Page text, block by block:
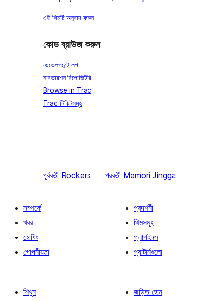
এই থিমটি অনুবাদ করুন
কোড ব্রাউজ করুন
ডেভেলপমেন্ট লগ
সাবভারশন রিপোজিটরি
Browse in Trac
Trac টিকিটসমূহ
পূর্ববর্তী Rockers পরবর্তী Memori Jingga
সম্পর্কে
খবর
হোষ্টিং
গোপনীয়তা
প্রদর্শনী
থিমসমূহ
প্লাগইনস
প্যাটার্নগুলো
শিখুন
জড়িত হোন